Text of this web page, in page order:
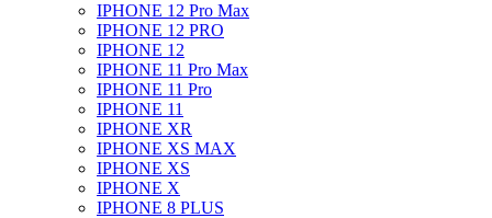
IPHONE 12 Pro Max
IPHONE 12 PRO
IPHONE 12
IPHONE 11 Pro Max
IPHONE 11 Pro
IPHONE 11
IPHONE XR
IPHONE XS MAX
IPHONE XS
IPHONE X
IPHONE 8 PLUS